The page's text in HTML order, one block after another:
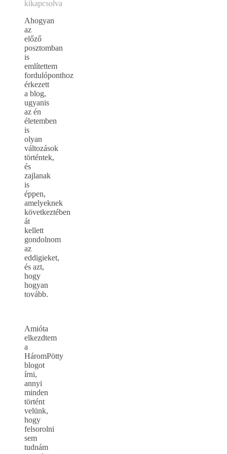
kikapcsolva
Ahogyan
az
előző
posztomban
is
említettem
fordulóponthoz
érkezett
a blog,
ugyanis
az én
életemben
is
olyan
változások
történtek,
és
zajlanak
is
éppen,
amelyeknek
következtében
át
kellett
gondolnom
az
eddigieket,
és azt,
hogy
hogyan
tovább.
Amióta
elkezdtem
a
HáromPötty
blogot
írni,
annyi
minden
történt
velünk,
hogy
felsorolni
sem
tudnám